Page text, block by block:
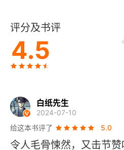
一
二
Ⅲ 追寻阿索德
一
评分及书评
4.5
白纸先生
2024-07-10
给这本书评了
5.0
令人毛骨悚然，又击节